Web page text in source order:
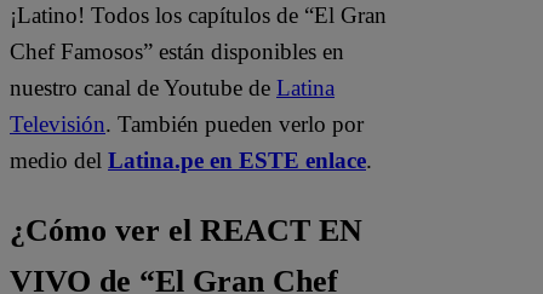
¡Latino! Todos los capítulos de “El Gran
Chef Famosos” están disponibles en
nuestro canal de Youtube de Latina
Televisión. También pueden verlo por
medio del Latina.pe en ESTE enlace.
¿Cómo ver el REACT EN
VIVO de “El Gran Chef